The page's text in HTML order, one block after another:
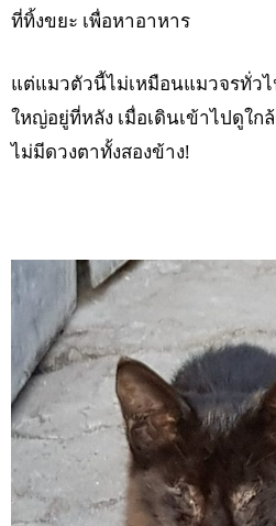
ที่ทิ้งขยะ เพื่อหาอาหาร
แต่แมวตัวนี้ไม่เหมือนแมวจรทั่ว
ใหญ่อยู่ที่หลัง เมื่อเดินเข้าไปดูใก
ไม่มีดวงตาทั้งสองข้าง!